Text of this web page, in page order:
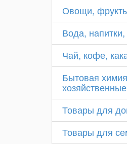
Овощи,
Вода, напитки,
Чай, кофе,
Бытовая
Товары для
Товары для